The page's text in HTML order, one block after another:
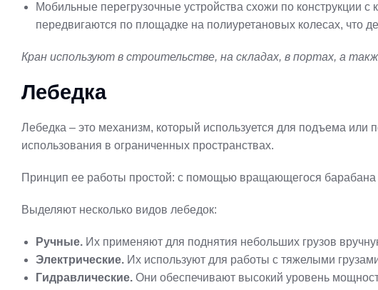
Мобильные перегрузочные устройства схожи по конструкции
передвигаются по площадке на полиуретановых колесах, что
Кран используют в строительстве, на складах, в портах, а
Лебедка
Лебедка – это механизм, который используется для подъема
использования в ограниченных пространствах.
Принцип ее работы простой: с помощью вращающегося барабана
Выделяют несколько видов лебедок:
Ручные. Их применяют для поднятия небольших грузов
Электрические. Их используют для работы с тяжелыми
Гидравлические. Они обеспечивают высокий уровень